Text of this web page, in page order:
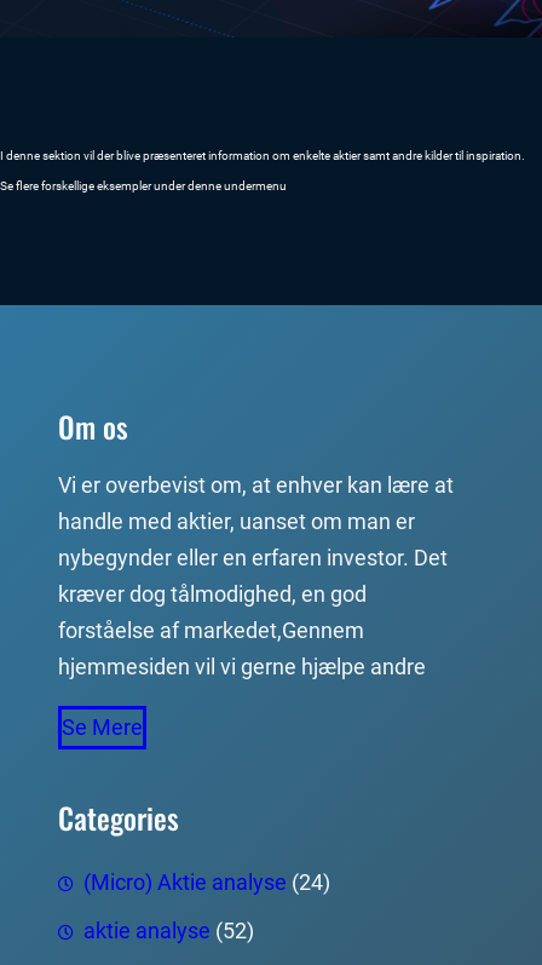
I denne sektion vil der blive præsenteret information om enkelte aktier samt andre kilder til inspiration.
Se flere forskellige eksempler under denne undermenu
Om os
Vi er overbevist om, at enhver kan lære at
handle med aktier, uanset om man er
nybegynder eller en erfaren investor. Det
kræver dog tålmodighed, en god
forståelse af markedet,Gennem
hjemmesiden vil vi gerne hjælpe andre
Se Mere
Categories
(Micro) Aktie analyse (24)
aktie analyse (52)